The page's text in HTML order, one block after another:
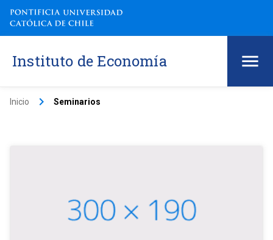
Instituto de Economía
Inicio keyboard_arrow_right Seminarios